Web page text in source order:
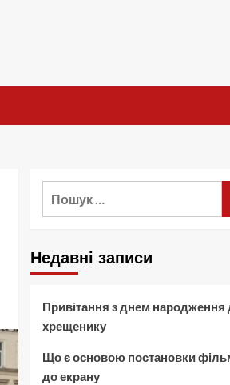
Недавні записи
Привітання з днем
хрещенику
Що є основою постановки
до екрану